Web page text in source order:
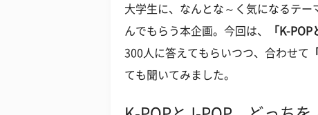
大学生に、なんとな～く気になるテー
んでもらう本企画。今回は、
「K-
300人に答えてもらいつつ、合わせて
ても聞いてみました。